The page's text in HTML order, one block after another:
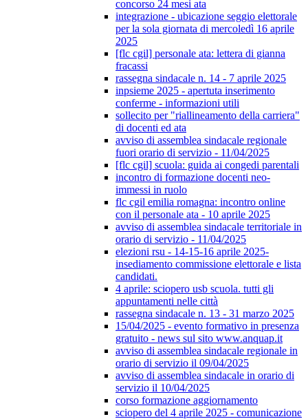
concorso 24 mesi ata
integrazione - ubicazione seggio elettorale
per la sola giornata di mercoledì 16 aprile
2025
[flc cgil] personale ata: lettera di gianna
fracassi
rassegna sindacale n. 14 - 7 aprile 2025
inpsieme 2025 - apertuta inserimento
conferme - informazioni utili
sollecito per "riallineamento della carriera"
di docenti ed ata
avviso di assemblea sindacale regionale
fuori orario di servizio - 11/04/2025
[flc cgil] scuola: guida ai congedi parentali
incontro di formazione docenti neo-
immessi in ruolo
flc cgil emilia romagna: incontro online
con il personale ata - 10 aprile 2025
avviso di assemblea sindacale territoriale in
orario di servizio - 11/04/2025
elezioni rsu - 14-15-16 aprile 2025-
insediamento commissione elettorale e lista
candidati.
4 aprile: sciopero usb scuola. tutti gli
appuntamenti nelle città
rassegna sindacale n. 13 - 31 marzo 2025
15/04/2025 - evento formativo in presenza
gratuito - news sul sito www.anquap.it
avviso di assemblea sindacale regionale in
orario di servizio il 09/04/2025
avviso di assemblea sindacale in orario di
servizio il 10/04/2025
corso formazione aggiornamento
sciopero del 4 aprile 2025 - comunicazione